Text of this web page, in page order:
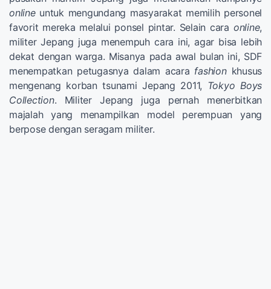
onlineuntuk mengundang masyarakat memilih personel
favorit mereka melalui ponsel pintar. Selain cara online,
militer Jepang juga menempuh cara ini, agar bisa lebih
dekat dengan warga. Misanya pada awal bulan ini, SDF
menempatkan petugasnya dalam acara fashionkhusus
mengenang korban tsunami Jepang 2011, Tokyo Boys
Collection. Militer Jepang juga pernah menerbitkan
majalah yang menampilkan model perempuan yang
berpose dengan seragam militer.